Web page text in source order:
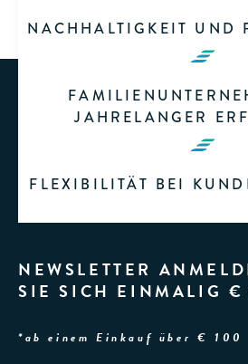
NACHHALTIGKEIT UND
JAHRELANGER
FLEXIBILITÄT BEI
NEWSLETTER
SIE SICH EINMALIG €
*ab einem Einkauf über € 100